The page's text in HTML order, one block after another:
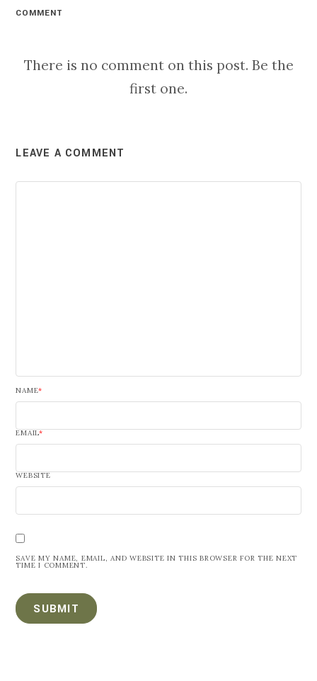
COMMENT
There is no comment on this post. Be the
first one.
LEAVE A COMMENT
NAME*
EMAIL*
WEBSITE
SAVE MY NAME, EMAIL, AND WEBSITE IN THIS BROWSER FOR THE NEXT
TIME I COMMENT.